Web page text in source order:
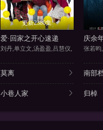
更新2380集
爱·回家之开心速递
刘丹,单立文,汤盈盈,吕慧仪,
庆余
张若昀
莫离 南部
小巷人家 归棹